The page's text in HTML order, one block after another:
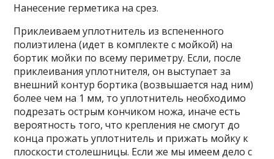
Нанесение герметика на срез.
Приклеиваем уплотнитель из вспененного
полиэтилена (идет в комплекте с мойкой) на
бортик мойки по всему периметру. Если, после
приклеивания уплотнителя, он выступает за
внешний контур бортика (возвышается над ним)
более чем на 1 мм, то уплотнитель необходимо
подрезать острым кончиком ножа, иначе есть
вероятность того, что крепления не смогут до
конца прожать уплотнитель и прижать мойку к
плоскости столешницы. Если же мы имеем дело с